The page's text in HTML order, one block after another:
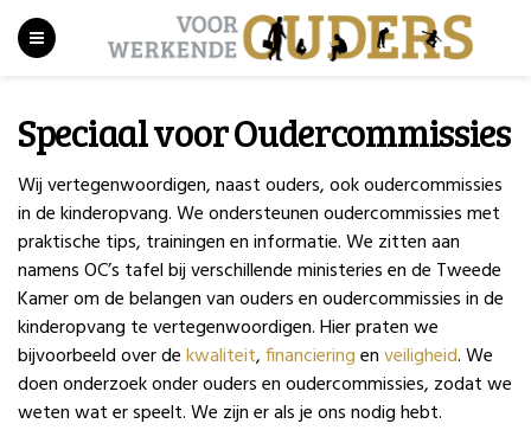
Speciaal voor Oudercommissies
Wij vertegenwoordigen, naast ouders, ook oudercommissies
in de kinderopvang. We ondersteunen oudercommissies met
praktische tips, trainingen en informatie. We zitten aan
namens OC’s tafel bij verschillende ministeries en de Tweede
Kamer om de belangen van ouders en oudercommissies in de
kinderopvang te vertegenwoordigen. Hier praten we
bijvoorbeeld over dekwaliteit,financieringenveiligheid. We
doen onderzoek onder ouders en oudercommissies, zodat we
weten wat er speelt. We zijn er als je ons nodig hebt.